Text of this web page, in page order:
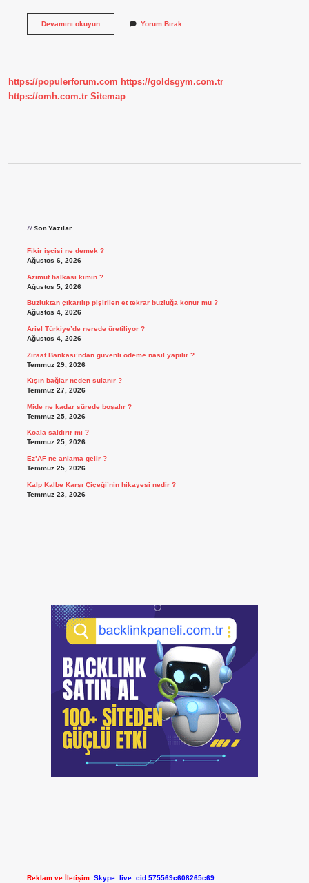
Devamını okuyunÖzel
Yorum Bırak
https://populerforum.com https://goldsgym.com.tr
https://omh.com.tr Sitemap
Son Yazılar
Fikir işcisi ne demek ?
Ağustos 6, 2026
Azimut halkası kimin ?
Ağustos 5, 2026
Buzluktan çıkarılıp pişirilen et tekrar buzluğa konur mu ?
Ağustos 4, 2026
Ariel Türkiye’de nerede üretiliyor ?
Ağustos 4, 2026
Ziraat Bankası’ndan güvenli ödeme nasıl yapılır ?
Temmuz 29, 2026
Kışın bağlar neden sulanır ?
Temmuz 27, 2026
Mide ne kadar sürede boşalır ?
Temmuz 25, 2026
Koala saldirir mi ?
Temmuz 25, 2026
Ez’AF ne anlama gelir ?
Temmuz 25, 2026
Kalp Kalbe Karşı Çiçeği’nin hikayesi nedir ?
Temmuz 23, 2026
Reklam ve İletişim: Skype: live:.cid.575569c608265c69